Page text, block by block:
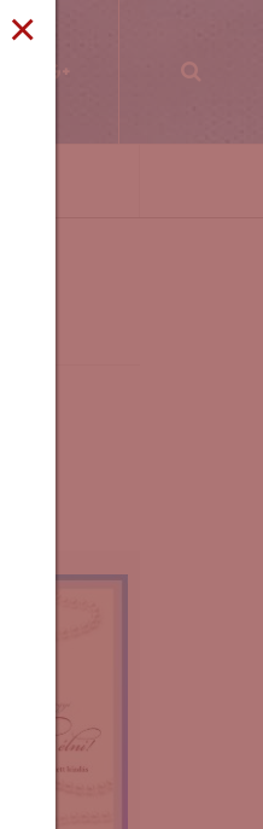
×